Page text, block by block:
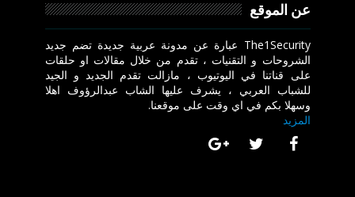
عن الموقع
The1Security عبارة عن مدونة عربية جديدة تضم جديد
الشروحات و التقنيات ، تقدم من خلال مقالات او حلقات
على قناتنا في اليوتيوب ، مازالت تقدم الجديد و الجيد
للشباب العربي ، يشرف عليها الشاب عبدالرؤوف اهلا
وسهلا بكم في اي وقت على موقعنا.
المزيد